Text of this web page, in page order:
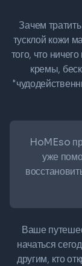
Зачем
тусклой кожи
того, что
кремы,
HoMEso
уже
Ваше
начаться
другим, кто